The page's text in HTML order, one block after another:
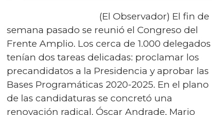
(El Observador) El fin de
semana pasado se reunió el Congreso del
Frente Amplio. Los cerca de 1.000 delegados
tenían dos tareas delicadas: proclamar los
precandidatos a la Presidencia y aprobar las
Bases Programáticas 2020-2025. En el plano
de las candidaturas se concretó una
renovación radical. Óscar Andrade, Mario